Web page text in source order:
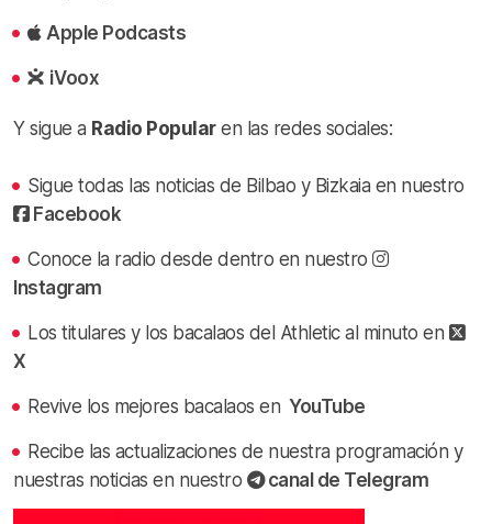
Apple Podcasts
iVoox
Y sigue a Radio Popularen las redes sociales:
Sigue todas las noticias de Bilbao y Bizkaia en nuestro
Facebook
Conoce la radio desde dentro en nuestro
Instagram
Los titulares y los bacalaos del Athletic al minuto en
X
Revive los mejores bacalaos en YouTube
Recibe las actualizaciones de nuestra programación y
nuestras noticias en nuestro
canal de Telegram